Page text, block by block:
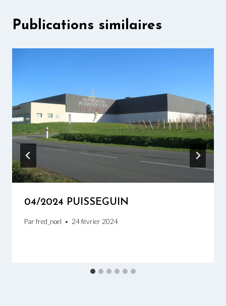
Publications similaires
04/2024 PUISSEGUIN
Par fred_noel 24 février 2024